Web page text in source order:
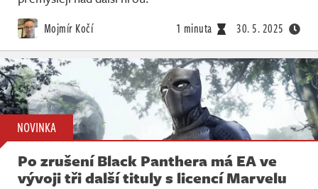
Mojmír Kočí 1 minuta 30. 5. 2025
NOVINKA
Po zrušení Black Panthera má EA ve
vývoji tři další tituly s licencí Marvelu